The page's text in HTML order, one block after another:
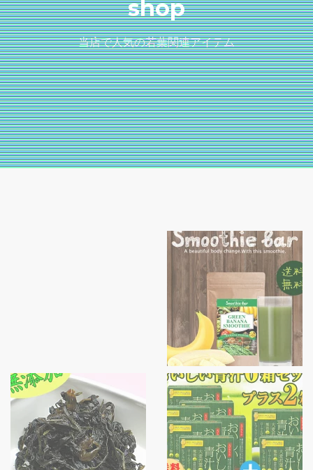
shop
当店で人気の若葉関連アイテム